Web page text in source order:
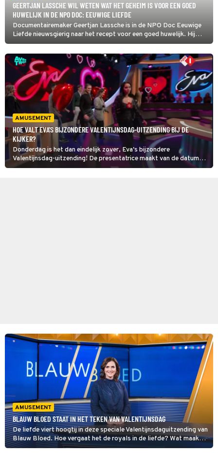
GEERTJAN LASSCHE WIL WETEN WAT HET GEHEIM IS VOOR EEN GOED
HUWELIJK IN DE NPO DOC: EEUWIGE LIEFDE
Documentairemaker Geertjan Lassche is in de NPO Doc Eeuwige
Liefde nieuwsgierig naar het recept voor een goed huwelijk. Hij
vraagt dit aan drie echtparen op weg naar hun zestigjarig
huwelijksfeest. Zij vertellen openhartig over lief en leed.
AMUSEMENT
HOE VALT EVA'S BIJZONDERE VALENTIJNSDAG-UITZENDING BIJ DE
KIJKER?
Donderdag is het dan eindelijk zover, Eva's bijzondere
Valentijnsdag-uitzending! De presentatrice maakt van de datum
gebruik om van de studio een datingsite te maken.
AMUSEMENT
BLAUW BLOED STAAT IN HET TEKEN VAN VALENTIJNSDAG
De liefde viert hoogtij in deze speciale Valentijnsdaguitzending van
Blauw Bloed. Hoe vergaat het de royals in de liefde? Wat maakt
een koninklijk huwelijk succesvol en voor welke uitdagingen staan